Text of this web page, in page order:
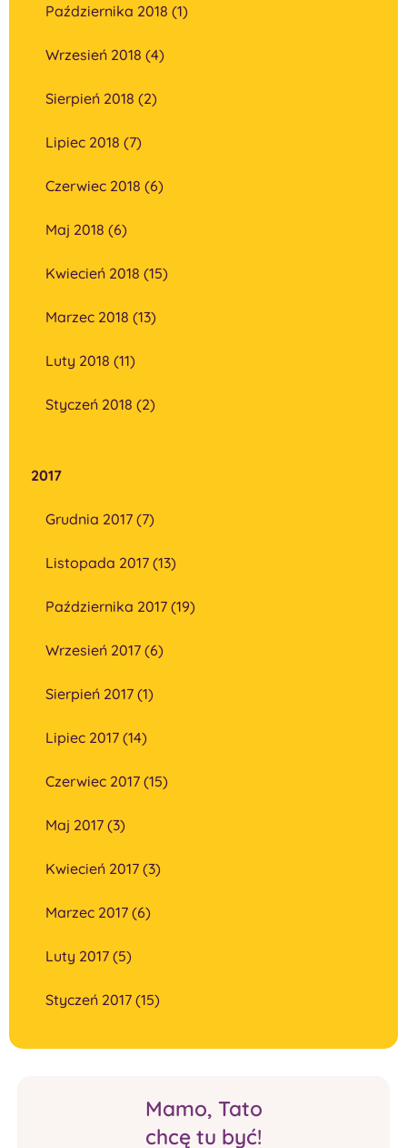
Października 2018 (1)
Wrzesień 2018 (4)
Sierpień 2018 (2)
Lipiec 2018 (7)
Czerwiec 2018 (6)
Maj 2018 (6)
Kwiecień 2018 (15)
Marzec 2018 (13)
Luty 2018 (11)
Styczeń 2018 (2)
2017
Grudnia 2017 (7)
Listopada 2017 (13)
Października 2017 (19)
Wrzesień 2017 (6)
Sierpień 2017 (1)
Lipiec 2017 (14)
Czerwiec 2017 (15)
Maj 2017 (3)
Kwiecień 2017 (3)
Marzec 2017 (6)
Luty 2017 (5)
Styczeń 2017 (15)
Mamo, Tato
chcę tu być!